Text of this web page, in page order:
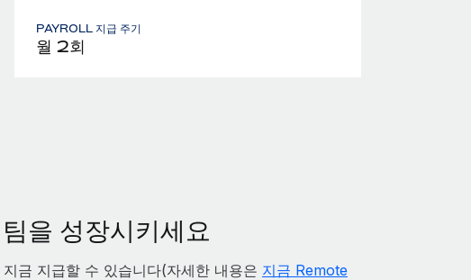
PAYROLL 지급 주기
월 2회
을 성장시키세요
금 지급할 수 있습니다(자세한 내용은 지금 Remote